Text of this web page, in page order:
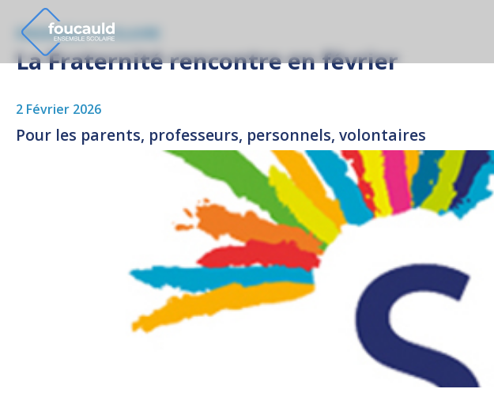
ENSEMBLE SCOLAIRE
La Fraternité rencontre en février
2 Février 2026
Pour les parents, professeurs, personnels, volontaires